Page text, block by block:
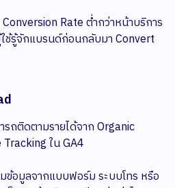
Rate ต่ำกว่าหน้าบริการ
ช้รู้จักแบรนด์ก่อนกลับมา Convert
ถติดตามรายได้จาก Organic
ใน GA4
ข้อมูลจากแบบฟอร์ม ระบบโทร หรือ